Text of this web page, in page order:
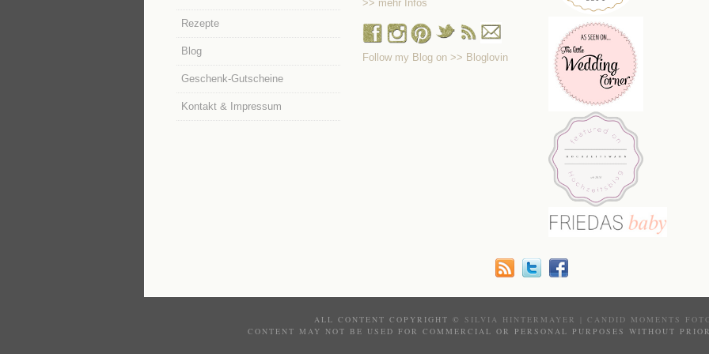
Rezepte
Blog
Geschenk-Gutscheine
Kontakt & Impressum
>> mehr Infos
Follow my Blog on >> Bloglovin
ALL CONTENT COPYRIGHT ©
SILVIA HINTERMAYER | CANDID MOMENTS
CONTENT MAY NOT BE USED FOR COMMERCIAL OR PERSONAL PURPOSES WITHOUT